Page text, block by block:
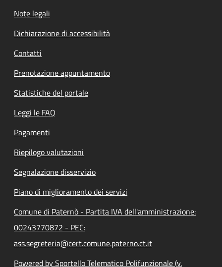
Note legali
Dichiarazione di accessibilità
Contatti
Prenotazione appuntamento
Statistiche del portale
Leggi le FAQ
Pagamenti
Riepilogo valutazioni
Segnalazione disservizio
Piano di miglioramento dei servizi
Comune di Paternò - Partita IVA dell'amministrazione:
00243770872 - PEC:
ass.segreteria@cert.comune.paterno.ct.it
Powered by Sportello Telematico Polifunzionale (v.